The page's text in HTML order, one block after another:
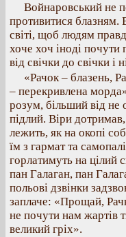
Войнаровський не
противитися блазням.
світі, щоб людям
хоче хоч іноді
від свічки до свічки і
«Рачок – блазень,
– перекривлена
розум, більший від не
підлий. Віри
лежить, як на окопі
їм з гармат та
горлатимуть на цілий
пан Галаган, пан
польові дзвінки
заплаче: «Прощай,
не почути нам жартів
великий гріх».